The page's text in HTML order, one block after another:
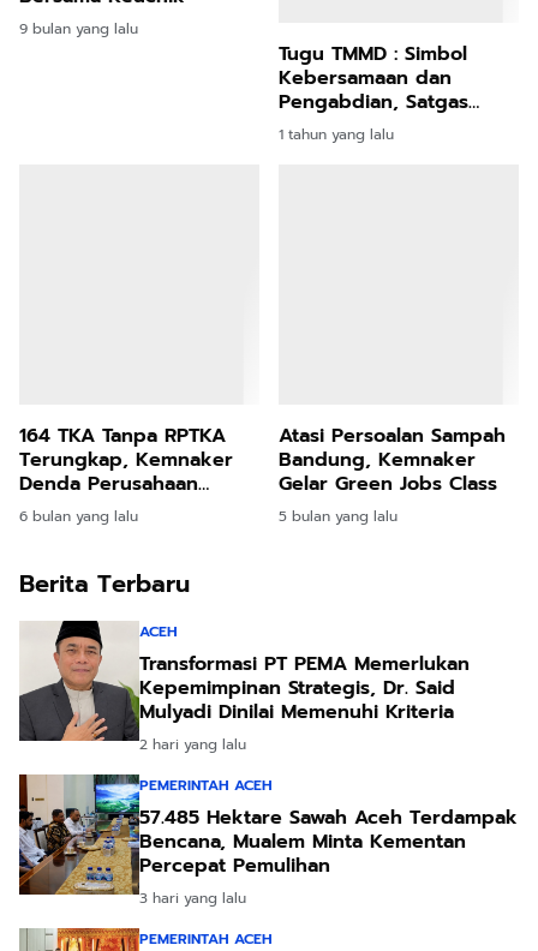
9 bulan yang lalu
Tugu TMMD : Simbol
Kebersamaan dan
Pengabdian, Satgas
TMMD Pasang Plakat
1 tahun yang lalu
164 TKA Tanpa RPTKA
Terungkap, Kemnaker
Denda Perusahaan
Rp2,17 Miliar
6 bulan yang lalu
Atasi Persoalan Sampah
Bandung, Kemnaker
Gelar Green Jobs Class
5 bulan yang lalu
Berita Terbaru
ACEH
Transformasi PT PEMA Memerlukan
Kepemimpinan Strategis, Dr. Said
Mulyadi Dinilai Memenuhi Kriteria
2 hari yang lalu
PEMERINTAH ACEH
57.485 Hektare Sawah Aceh Terdampak
Bencana, Mualem Minta Kementan
Percepat Pemulihan
3 hari yang lalu
PEMERINTAH ACEH